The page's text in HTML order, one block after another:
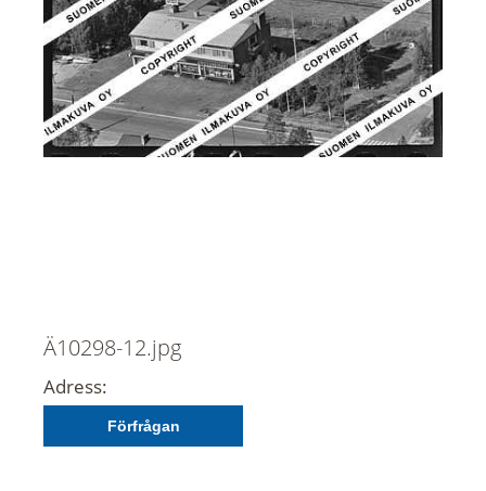
Ä10298-12.jpg
Adress:
Förfrågan